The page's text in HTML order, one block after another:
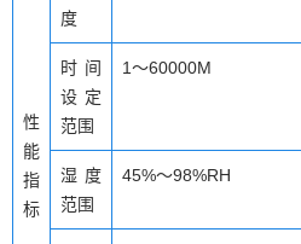
性
能
指
标
度
时间
设定
范围
1～60000M
湿度
范围
45%～98%RH